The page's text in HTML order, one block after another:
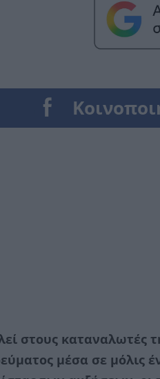
στους καταναλωτές
μέσα σε μόλις